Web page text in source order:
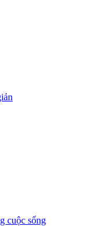
cuộc sống